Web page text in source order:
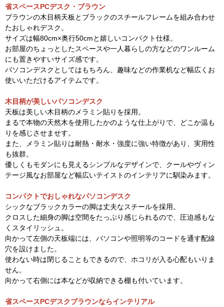
省スペースPCデスク・ブラウン
ブラウンの木目柄天板とブラックのスチールフレームを組み合わせ
たおしゃれデスク。
サイズは幅80cm×奥行50cmと嬉しいコンパクト仕様。
お部屋のちょっとしたスペースや一人暮らしの方などのワンルーム
にも置きやすいサイズ感です。
パソコンデスクとしてはもちろん、趣味などの作業机など幅広くお
使いいただけるアイテムです。
木目柄が美しいパソコンデスク
天板は美しい木目柄のメラミン貼りを採用。
まるで本物の天然木を使用したかのような仕上がりで、どこか温も
りを感じさせませす。
また、メラミン貼りは耐熱・耐水・強度に強い特徴があり、実用性
も抜群。
優しくもモダンにも見えるシンプルなデザインで、クールやヴィン
テージ風なお部屋など幅広いテイストのインテリアに馴染みます。
コンパクトでおしゃれなパソコンデスク
シックなブラックカラーの脚は丈夫なスチールを採用。
クロスした細身の脚は空間をたっぷり感じられるので、圧迫感もな
くスタイリッシュ。
向かって左側の天板端には、パソコンや照明等のコードを通す配線
穴を設けました。
使わない時は閉じることもできるので、ホコリが入る心配もいりま
せん。
向かって右側には本などが収納できる棚も付いています。
省スペースPCデスクブラウンならインテリアル